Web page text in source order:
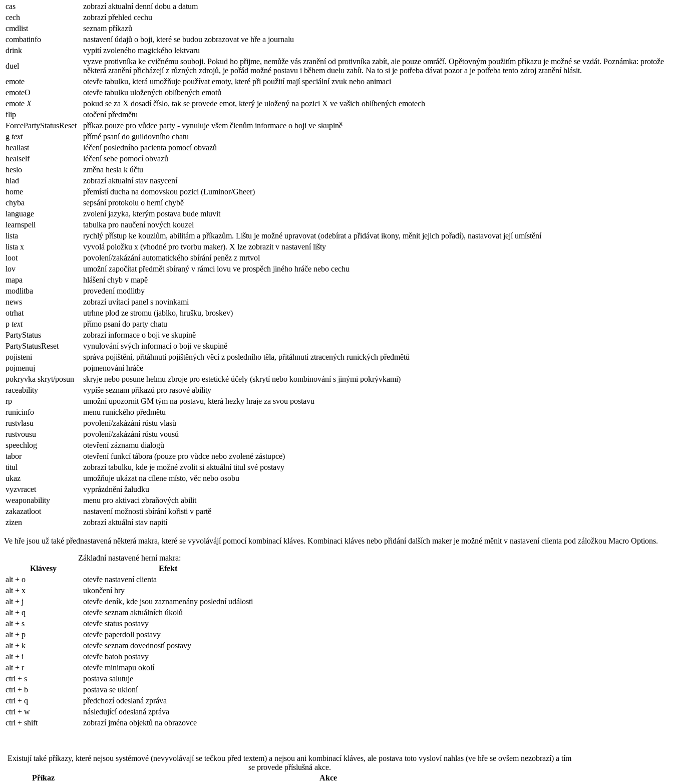
cas
zobrazí aktualní denní dobu a datum
cech
zobrazí přehled cechu
cmdlist
seznam příkazů
combatinfo
nastavení údajů o boji, které se budou zobrazovat ve hře a journalu
drink
vypití zvoleného magického lektvaru
duel
vyzve protivníka ke cvičnému souboji. Pokud ho přijme, nemůže vás zranění od protivníka zabít, ale pouze omráčí. Opětovným použitím příkazu je možné se vzdát. Poznámka: protože
některá zranění přicházejí z různých zdrojů, je pořád možné postavu i během duelu zabít. Na to si je potřeba dávat pozor a je potřeba tento zdroj zranění hlásit.
emote
otevře tabulku, která umožňuje používat emoty, které při použití mají speciální zvuk nebo animaci
emoteO
otevře tabulku uložených oblíbených emotů
emote X
pokud se za X dosadí číslo, tak se provede emot, který je uložený na pozici X ve vašich oblíbených emotech
flip
otočení předmětu
ForcePartyStatusReset
příkaz pouze pro vůdce party - vynuluje všem členům informace o boji ve skupině
g text
přímé psaní do guildovního chatu
heallast
léčení posledního pacienta pomocí obvazů
healself
léčení sebe pomocí obvazů
heslo
změna hesla k účtu
hlad
zobrazí aktualní stav nasycení
home
přemístí ducha na domovskou pozici (Luminor/Gheer)
chyba
sepsání protokolu o herní chybě
language
zvolení jazyka, kterým postava bude mluvit
learnspell
tabulka pro naučení nových kouzel
lista
rychlý přístup ke kouzlům, abilitám a příkazům. Lištu je možné upravovat (odebírat a přidávat ikony, měnit jejich pořadí), nastavovat její umístění
lista x
vyvolá položku x (vhodné pro tvorbu maker). X lze zobrazit v nastavení lišty
loot
povolení/zakázání automatického sbírání peněz z mrtvol
lov
umožní započítat předmět sbíraný v rámci lovu ve prospěch jiného hráče nebo cechu
mapa
hlášení chyb v mapě
modlitba
provedení modlitby
news
zobrazí uvítací panel s novinkami
otrhat
utrhne plod ze stromu (jablko, hrušku, broskev)
p text
přímo psaní do party chatu
PartyStatus
zobrazí informace o boji ve skupině
PartyStatusReset
vynulování svých informací o boji ve skupině
pojisteni
správa pojištění, přitáhnutí pojištěných věcí z posledního těla, přitáhnutí ztracených runických předmětů
pojmenuj
pojmenování hráče
pokryvka skryt/posun
skryje nebo posune helmu zbroje pro estetické účely (skrytí nebo kombinování s jinými pokrývkami)
raceability
vypíše seznam příkazů pro rasové ability
rp
umožní upozornit GM tým na postavu, která hezky hraje za svou postavu
runicinfo
menu runického předmětu
rustvlasu
povolení/zakázání růstu vlasů
rustvousu
povolení/zakázání růstu vousů
speechlog
otevření záznamu dialogů
tabor
otevření funkcí tábora (pouze pro vůdce nebo zvolené zástupce)
titul
zobrazí tabulku, kde je možné zvolit si aktuální titul své postavy
ukaz
umožňuje ukázat na cílene místo, věc nebo osobu
vyzvracet
vyprázdnění žaludku
weaponability
menu pro aktivaci zbraňových abilit
zakazatloot
nastavení možnosti sbírání kořisti v partě
zizen
zobrazí aktuální stav napití
Ve hře jsou už také přednastavená některá makra, které se vyvolávájí pomocí kombinací kláves. Kombinaci kláves nebo přidání dalších maker je možné měnit v nastavení clienta pod záložkou Macro Options.
Základní nastavené herní makra:
Klávesy
Efekt
alt + o
otevře nastavení clienta
alt + x
ukončení hry
alt + j
otevře deník, kde jsou zaznamenány poslední události
alt + q
otevře seznam aktuálních úkolů
alt + s
otevře status postavy
alt + p
otevře paperdoll postavy
alt + k
otevře seznam dovedností postavy
alt + i
otevře batoh postavy
alt + r
otevře minimapu okolí
ctrl + s
postava salutuje
ctrl + b
postava se ukloní
ctrl + q
předchozí odeslaná zpráva
ctrl + w
následující odeslaná zpráva
ctrl + shift
zobrazí jména objektů na obrazovce
Existují také příkazy, které nejsou systémové (nevyvolávají se tečkou před textem) a nejsou ani kombinací kláves, ale postava toto vysloví nahlas (ve hře se ovšem nezobrazí) a tím
se provede příslušná akce.
Příkaz
Akce